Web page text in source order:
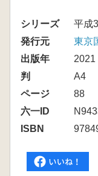
シリーズ
平成
発行元
東京
出版年
2021
判
A4
ページ
88
六一ID
ISBN